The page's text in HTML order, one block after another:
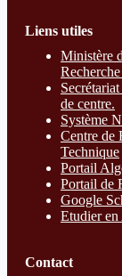
Liens utiles
Ministère
de centre.
Système
Centre de
Technique
Portail
Portail de
Google
Etudier
Contact